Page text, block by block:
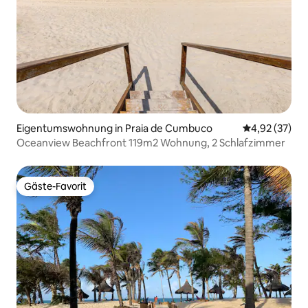
Eigentumswohnung in Praia de Cumbuco
4,92 (37)
Oceanview Beachfront 119m2 Wohnung, 2 Schlafzimmer
Gäste-Favorit
Gäste-Favorit